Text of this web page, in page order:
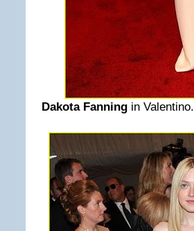
Dakota Fanning in Valentino.